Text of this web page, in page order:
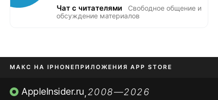
Чат с читателями
Свободное общение и
обсуждение материалов
МАКС НА IPHONE ПРИЛОЖЕНИЯ APP STORE
TIKTOK НА IPHONEПРИЛОЖЕНИЯ БЕЗ APP STORE
AppleInsider.ru,2008—2026